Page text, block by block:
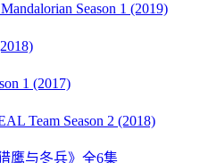
Season 1 (2019)
1 (2017)
Team Season 2 (2018)
鹰与冬兵》全6集